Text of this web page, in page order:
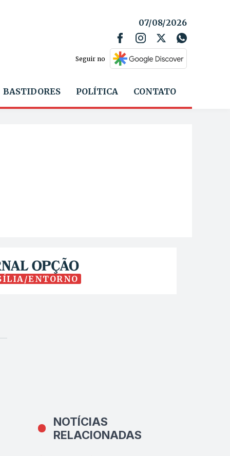
07/08/2026
Seguir no
BASTIDORES POLÍTICA CONTATO
ENTORNO
NOTÍCIAS
RELACIONADAS